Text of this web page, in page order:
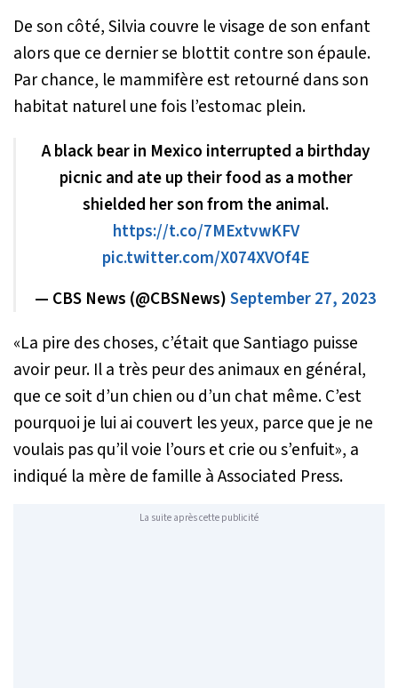
De son côté, Silvia couvre le visage de son enfant
alors que ce dernier se blottit contre son épaule.
Par chance, le mammifère est retourné dans son
habitat naturel une fois l’estomac plein.
A black bear in Mexico interrupted a birthday
picnic and ate up their food as a mother
shielded her son from the animal.
https://t.co/7MExtvwKFV
pic.twitter.com/X074XVOf4E
— CBS News (@CBSNews)September 27, 2023
«La pire des choses, c’était que Santiago puisse
avoir peur. Il a très peur des animaux en général,
que ce soit d’un chien ou d’un chat même. C’est
pourquoi je lui ai couvert les yeux, parce que je ne
voulais pas qu’il voie l’ours et crie ou s’enfuit», a
indiqué la mère de famille à Associated Press.
La suite après cette publicité